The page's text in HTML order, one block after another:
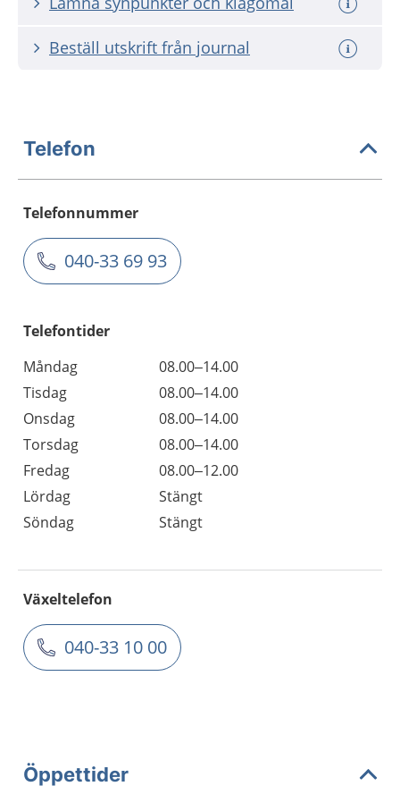
Beställ utskrift från journal
Telefon
Telefonnummer
040-33 69 93
Telefontider
Måndag
08.00–14.00
Tisdag
08.00–14.00
Onsdag
08.00–14.00
Torsdag
08.00–14.00
Fredag
08.00–12.00
Lördag
Stängt
Söndag
Stängt
Växeltelefon
040-33 10 00
Öppettider